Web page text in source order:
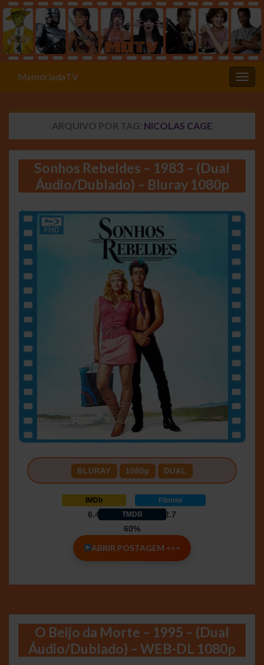
MemóriadaTV
ARQUIVO POR TAG: NICOLAS CAGE
Sonhos Rebeldes – 1983 – (Dual
Áudio/Dublado) – Bluray 1080p
BLURAY 1080p DUAL
IMDb
6.4
Filmow
2.7
TMDB
60%
ABRIR POSTAGEM <<<
O Beijo da Morte – 1995 – (Dual
Áudio/Dublado) – WEB-DL 1080p